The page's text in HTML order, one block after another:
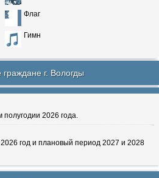
Флаг
Гимн
г. Вологды
2026 года.
год и плановый период 2027 и 2028